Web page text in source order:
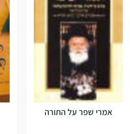
אמרי שפר על התורה